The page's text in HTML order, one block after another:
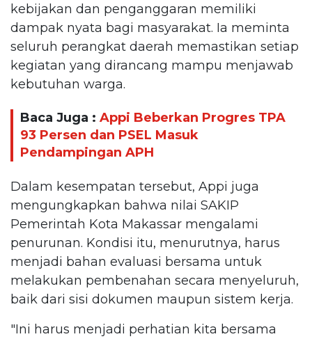
kebijakan dan penganggaran memiliki
dampak nyata bagi masyarakat. Ia meminta
seluruh perangkat daerah memastikan setiap
kegiatan yang dirancang mampu menjawab
kebutuhan warga.
Baca Juga : Appi Beberkan Progres TPA
93 Persen dan PSEL Masuk
Pendampingan APH
Dalam kesempatan tersebut, Appi juga
mengungkapkan bahwa nilai SAKIP
Pemerintah Kota Makassar mengalami
penurunan. Kondisi itu, menurutnya, harus
menjadi bahan evaluasi bersama untuk
melakukan pembenahan secara menyeluruh,
baik dari sisi dokumen maupun sistem kerja.
"Ini harus menjadi perhatian kita bersama